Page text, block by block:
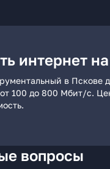
интернет
в
100 до 800 Мбит/с.
вопросы